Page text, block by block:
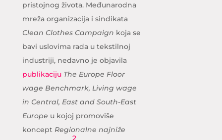
pristojnog života. Međunarodna
mreža organizacija i sindikata
Clean Clothes Campaign koja se
bavi uslovima rada u tekstilnoj
industriji, nedavno je objavila
publikaciju The Europe Floor
wage Benchmark, Living wage
in Central, East and South-East
Europe u kojoj promoviše
koncept Regionalne najniže
2